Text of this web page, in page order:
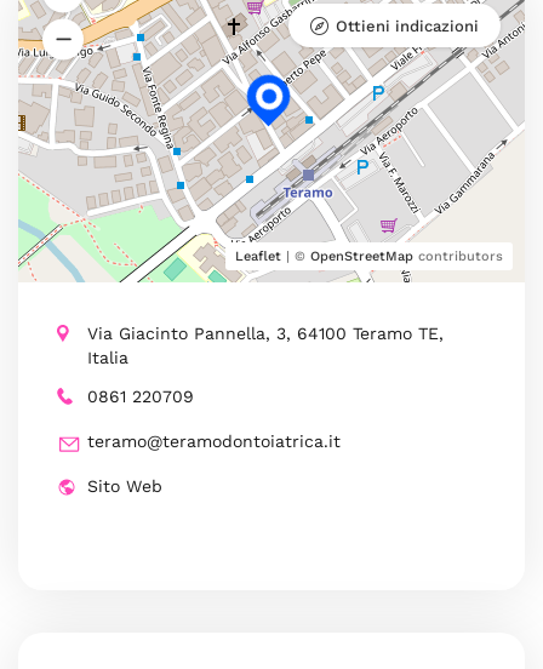
Leaflet | © OpenStreetMap contributors
Ottieni indicazioni
Via Giacinto Pannella, 3, 64100 Teramo TE,
Italia
0861 220709
teramo@teramodontoiatrica.it
Sito Web